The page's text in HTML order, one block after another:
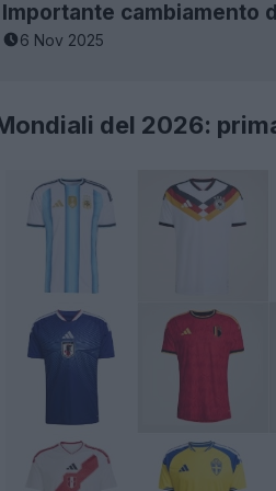
6 Nov 2025
del 2026: